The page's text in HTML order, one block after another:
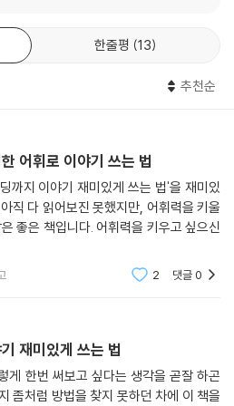
거기에 더해 베스트셀러 작가를 배출한
중한 조언을 바탕으로 내용을 구성했다.
가 가득했다.
왔지만 이 책이 가장 알기 쉬웠고, 배운
던 생각을 정리할 수 있다. 추천!”
법, 플롯 쉽게 짜는 법, 시점과 문체 다듬
묘사 테크닉, 본격적인 원고 집필과 퇴고
모전에 투고하는 요령에 이르기까지 재미
정보와 유용한 테크닉을 간결하고 명확
한줄평 13
추천순
어휘로 이야기 쓰는 법
까지 이야기 재미있게 쓰는 법'을 재미있
직 다 읽어보진 못했지만, 어휘력을 키울
좋은 책입니다. 어휘력을 키우고 싶으신
2 댓글0
재미있게 쓰는 법
게 한번 써보고 싶다는 생각을 곧잘 하곤
좀처럼 방법을 찾지 못하던 차에 이 책을